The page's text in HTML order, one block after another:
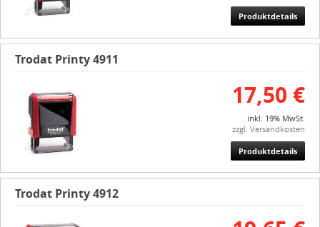
Produktdetails
Trodat Printy 4911
17,50 €
inkl. 19% MwSt.
zzgl. Versandkosten
Produktdetails
Trodat Printy 4912